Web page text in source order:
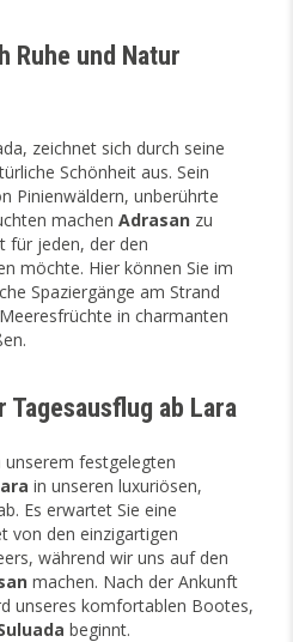
Ruhe und Natur
zeichnet sich durch seine
Schönheit aus. Sein
Pinienwäldern, unberührte
machen Adrasan zu
für jeden, der den
möchte. Hier können Sie im
Spaziergänge am Strand
in charmanten
ab Lara
festgelegten
in unseren luxuriösen,
Es erwartet Sie eine
von den einzigartigen
während wir uns auf den
machen. Nach der Ankunft
unseres komfortablen Bootes,
beginnt.